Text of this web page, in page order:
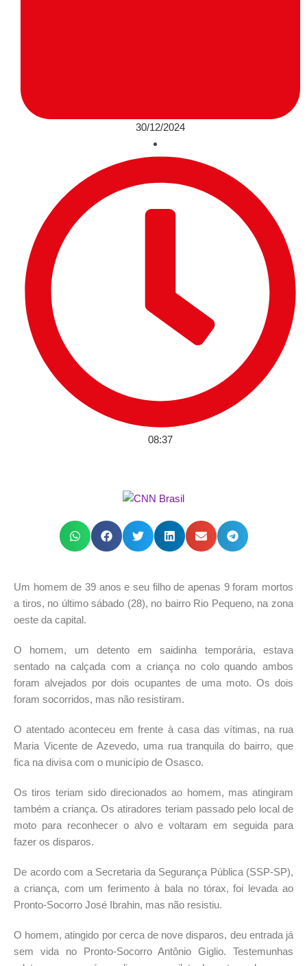
30/12/2024
08:37
Um homem de 39 anos e seu filho de apenas 9 foram mortos
a tiros, no último sábado (28), no bairro Rio Pequeno, na zona
oeste da capital.
O homem, um detento em saidinha temporária, estava
sentado na calçada com a criança no colo quando ambos
foram alvejados por dois ocupantes de uma moto. Os dois
foram socorridos, mas não resistiram.
O atentado aconteceu em frente à casa das vítimas, na rua
Maria Vicente de Azevedo, uma rua tranquila do bairro, que
fica na divisa com o município de Osasco.
Os tiros teriam sido direcionados ao homem, mas atingiram
também a criança. Os atiradores teriam passado pelo local de
moto para reconhecer o alvo e voltaram em seguida para
fazer os disparos.
De acordo com a Secretaria da Segurança Pública (SSP-SP),
a criança, com um ferimento à bala no tórax, foi levada ao
Pronto-Socorro José Ibrahin, mas não resistiu.
O homem, atingido por cerca de nove disparos, deu entrada já
sem vida no Pronto-Socorro Antônio Giglio. Testemunhas